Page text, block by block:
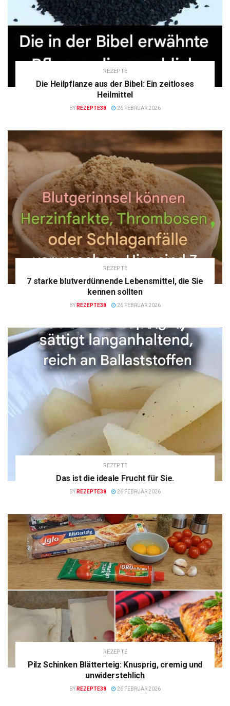
REZEPTE
Die Heilpflanze aus der Bibel: Ein zeitloses
Heilmittel
BY REZEPTE38 26 FEBRUAR 2026
REZEPTE
7 starke blutverdünnende Lebensmittel, die Sie
kennen sollten
BY REZEPTE38 26 FEBRUAR 2026
REZEPTE
Das ist die ideale Frucht für Sie.
BY REZEPTE38 26 FEBRUAR 2026
REZEPTE
Pilz Schinken Blätterteig: Knusprig, cremig und
unwiderstehlich
BY REZEPTE38 26 FEBRUAR 2026